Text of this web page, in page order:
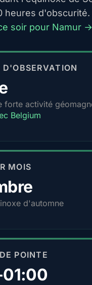
heures d'obscurité.
soir pour Namur →
forte activité
Belgium
MOIS
d'automne
POINTE